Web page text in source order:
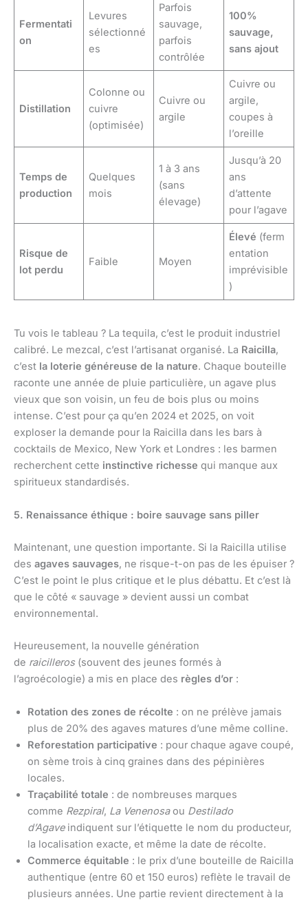
Fermentati
on
Levures
sélectionné
es
Parfois
sauvage,
parfois
contrôlée
100%
sauvage,
sans ajout
Distillation
Colonne ou
cuivre
(optimisée)
Cuivre ou
argile
Cuivre ou
argile,
coupes à
l’oreille
Temps de
production
Quelques
mois
1 à 3 ans
(sans
élevage)
Jusqu’à 20
ans
d’attente
pour l’agave
Risque de
lot perdu
Faible Moyen
Élevé (ferm
entation
imprévisible
)
Tu vois le tableau ? La tequila, c’est le produit industriel
calibré. Le mezcal, c’est l’artisanat organisé. La Raicilla,
c’est la loterie généreuse de la nature. Chaque bouteille
raconte une année de pluie particulière, un agave plus
vieux que son voisin, un feu de bois plus ou moins
intense. C’est pour ça qu’en 2024 et 2025, on voit
exploser la demande pour la Raicilla dans les bars à
cocktails de Mexico, New York et Londres : les barmen
recherchent cette instinctive richesse qui manque aux
spiritueux standardisés.
5. Renaissance éthique : boire sauvage sans piller
Maintenant, une question importante. Si la Raicilla utilise
des agaves sauvages, ne risque-t-on pas de les épuiser ?
C’est le point le plus critique et le plus débattu. Et c’est là
que le côté « sauvage » devient aussi un combat
environnemental.
Heureusement, la nouvelle génération
de raicilleros(souvent des jeunes formés à
l’agroécologie) a mis en place des règles d’or :
Rotation des zones de récolte : on ne prélève jamais
plus de 20% des agaves matures d’une même colline.
Reforestation participative : pour chaque agave coupé,
on sème trois à cinq graines dans des pépinières
locales.
Traçabilité totale : de nombreuses marques
comme Rezpiral, La Venenosaou Destilado
d’Agaveindiquent sur l’étiquette le nom du producteur,
la localisation exacte, et même la date de récolte.
Commerce équitable : le prix d’une bouteille de Raicilla
authentique (entre 60 et 150 euros) reflète le travail de
plusieurs années. Une partie revient directement à la